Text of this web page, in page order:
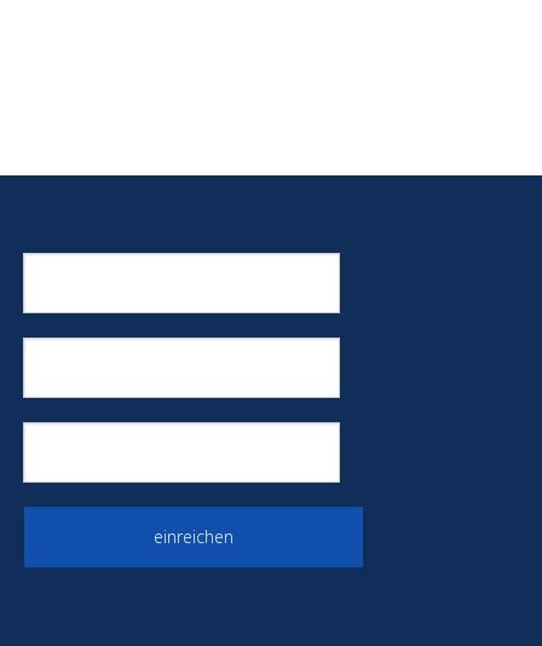
einreichen